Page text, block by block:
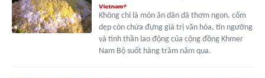
Không chỉ là món ăn dân dã thơm ngon, cốm
dẹp còn chứa đựng giá trị văn hóa, tín ngưỡng
và tinh thần lao động của cộng đồng Khmer
Nam Bộ suốt hàng trăm năm qua.